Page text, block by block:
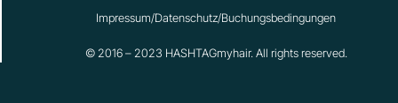
Impressum/Datenschutz/Buchungsbedingungen
© 2016 – 2023 HASHTAGmyhair. All rights reserved.